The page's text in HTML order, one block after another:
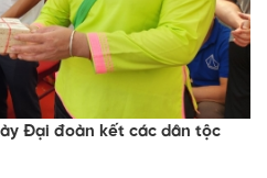
Đại đoàn kết các dân tộc